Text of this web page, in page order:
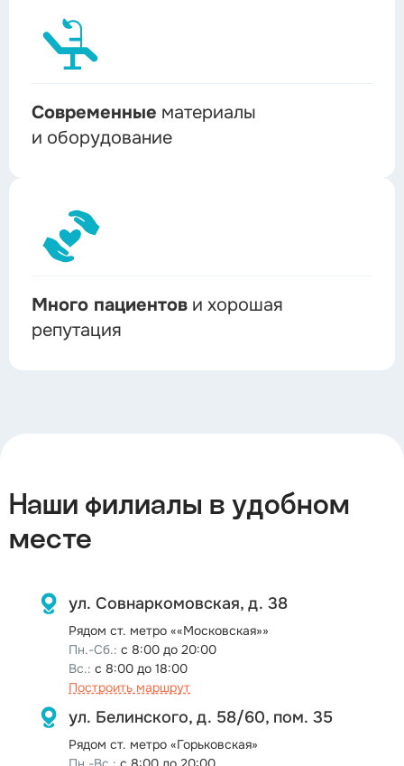
Современные материалы
и оборудование
Много пациентов и хорошая
репутация
Наши филиалы в удобном
месте
ул. Совнаркомовская, д. 38
Рядом ст. метро ««Московская»»
Пн.-Сб.: с 8:00 до 20:00
Вс.: с 8:00 до 18:00
Построить маршрут
ул. Белинского, д. 58/60, пом. 35
Рядом ст. метро «Горьковская»